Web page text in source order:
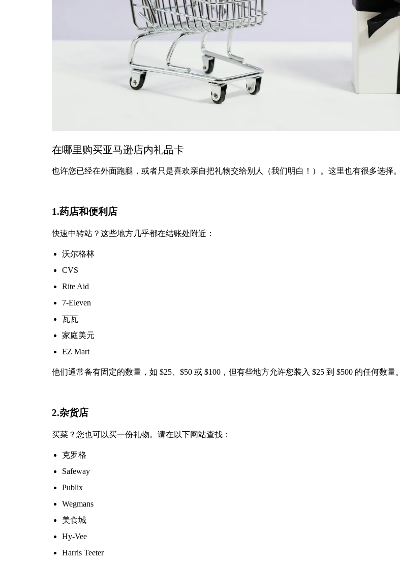
在哪里购买亚马逊店内礼品卡
也许您已经在外面跑腿，或者只是喜欢亲自把礼物交给别人（我们明白！）。这里也有很多选择。
1.药店和便利店
快速中转站？这些地方几乎都在结账处附近：
沃尔格林
CVS
Rite Aid
7-Eleven
瓦瓦
家庭美元
EZ Mart
他们通常备有固定的数量，如 $25、$50 或 $100，但有些地方允许您装入 $25 到 $500 的任何数量。
2.杂货店
买菜？您也可以买一份礼物。请在以下网站查找：
克罗格
Safeway
Publix
Wegmans
美食城
Hy-Vee
Harris Teeter